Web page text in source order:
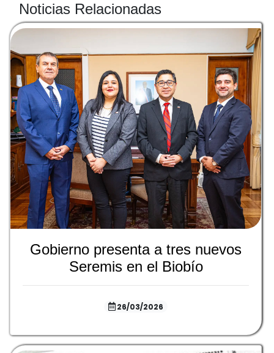
Noticias Relacionadas
Gobierno presenta a tres nuevos
Seremis en el Biobío
26/03/2026